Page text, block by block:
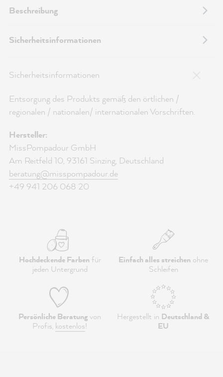
Beschreibung
Sicherheitsinformationen
Sicherheitsinformationen
Entsorgung des Produkts gemäß den örtlichen /
regionalen / nationalen/ internationalen Vorschriften.
Hersteller:
MissPompadour GmbH
Am Reitfeld 10, 93161 Sinzing, Deutschland
beratung@misspompadour.de
+49 941 206 068 20
Hochdeckende Farbenfür
jeden Untergrund
Einfach alles streichen ohne
Schleifen
Persönliche Beratungvon
Profis, kostenlos!
Hergestellt in Deutschland &
EU